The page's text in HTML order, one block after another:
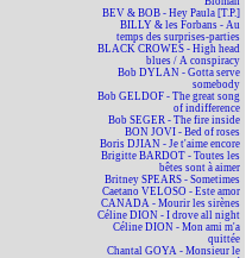
BEV & BOB - Hey Paula [T.P.]
BILLY & les Forbans - Au
temps des surprises-parties
BLACK CROWES - High head
blues / A conspiracy
Bob DYLAN - Gotta serve
somebody
Bob GELDOF - The great song
of indifference
Bob SEGER - The fire inside
BON JOVI - Bed of roses
Boris DJIAN - Je t'aime encore
Brigitte BARDOT - Toutes les
bêtes sont à aimer
Britney SPEARS - Sometimes
Caetano VELOSO - Este amor
CANADA - Mourir les sirènes
Céline DION - I drove all night
Céline DION - Mon ami m'a
quittée
Chantal GOYA - Monsieur le